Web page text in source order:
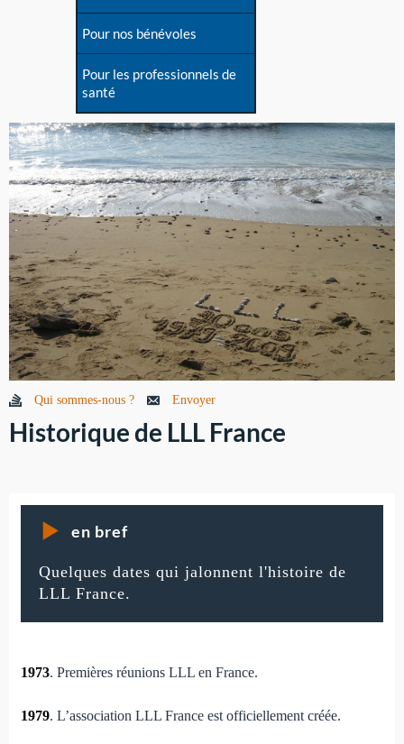
Pour nos bénévoles
Pour les professionnels de
santé
Qui sommes-nous ? Envoyer
Historique de LLL France
en bref
Quelques dates qui jalonnent l'histoire de
LLL France.
1973. Premières réunions LLL en France.
1979. L’association LLL France est officiellement créée.